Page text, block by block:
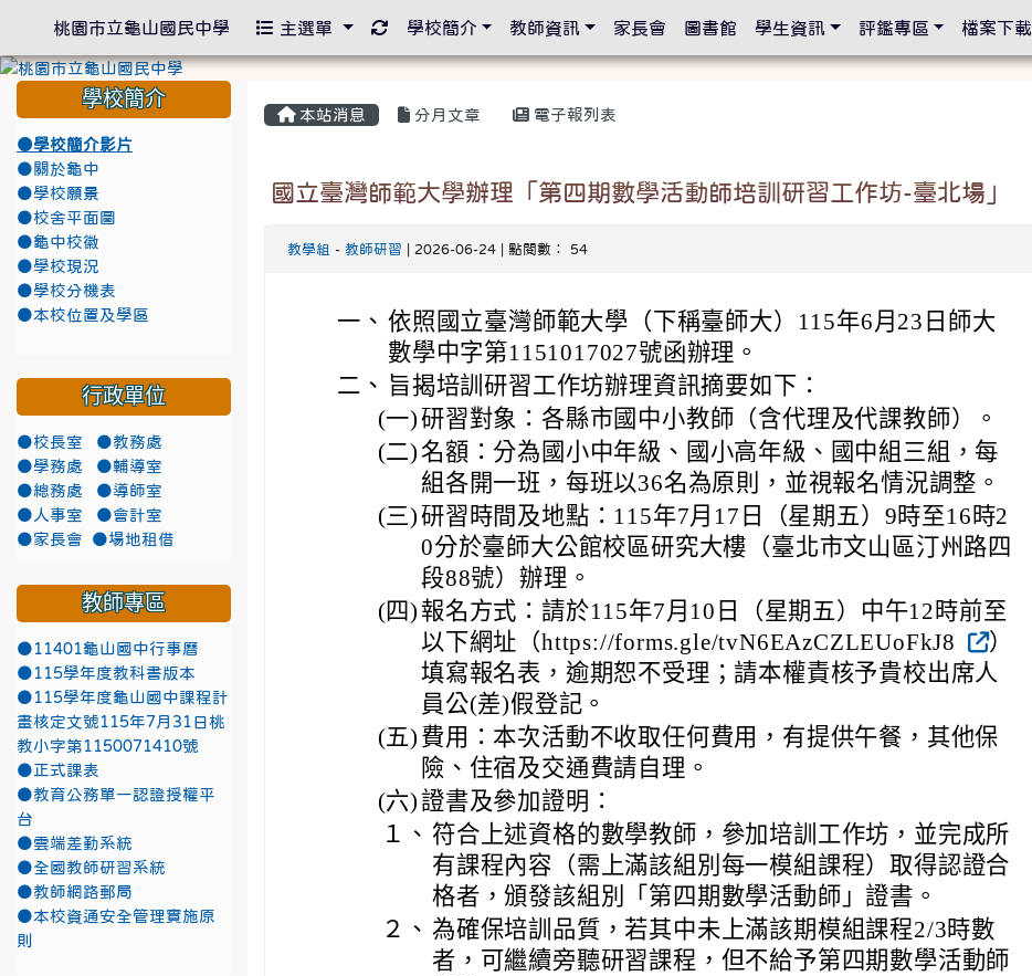
本站消息 分月文章 電子報列表
國立臺灣師範大學辦理「第四期數學活動師培訓研習工作坊-臺北場」
教學組 - 教師研習 | 2026-06-24 | 點閱數： 54
一、 依照國立臺灣師範大學（下稱臺師大）115年6月23日師大
數學中字第1151017027號函辦理。
二、 旨揭培訓研習工作坊辦理資訊摘要如下：
(一)研習對象：各縣市國中小教師（含代理及代課教師）。
(二) 名額：分為國小中年級、國小高年級、國中組三組，每
組各開一班，每班以36名為原則，並視報名情況調整。
(三)研習時間及地點：115年7月17日（星期五）9時至16時2
0分於臺師大公館校區研究大樓（臺北市文山區汀州路四
段88號）辦理。
(四) 報名方式：請於115年7月10日（星期五）中午12時前至
以下網址（https://forms.gle/tvN6EAzCZLEUoFkJ8
）
填寫報名表，逾期恕不受理；請本權責核予貴校出席人
員公(差)假登記。
(五) 費用：本次活動不收取任何費用，有提供午餐，其他保
險、住宿及交通費請自理。
(六)證書及參加證明：
１、 符合上述資格的數學教師，參加培訓工作坊，並完成所
有課程內容（需上滿該組別每一模組課程）取得認證合
格者，頒發該組別「第四期數學活動師」證書。
２、 為確保培訓品質，若其中未上滿該期模組課程2/3時數
者，可繼續旁聽研習課程，但不給予第四期數學活動師
學校簡介
●學校簡介影片
●關於龜中
●學校願景
●校舍平面圖
●龜中校徽
●學校現況
●學校分機表
●本校位置及學區
行政單位
●校長室
●教務處
●學務處
●輔導室
●總務處
●導師室
●人事室
●會計室
●家長會
●場地租借
教師專區
●11401龜山國中行事曆
●115學年度教科書版本
●115學年度龜山國中課程計
畫核定文號115年7月31日桃
教小字第1150071410號
●正式課表
●教育公務單一認證授權平
台
●雲端差勤系統
●全國教師研習系統
●教師網路郵局
●本校資通安全管理實施原
則
桃園市立龜山國民中學 主選單 重新取得佈景設定
學校簡介 教師資訊 家長會 圖書館 學生資訊 評鑑專區 檔案下載